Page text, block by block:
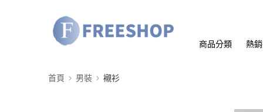
商品分類 熱
首頁 男裝 襯衫